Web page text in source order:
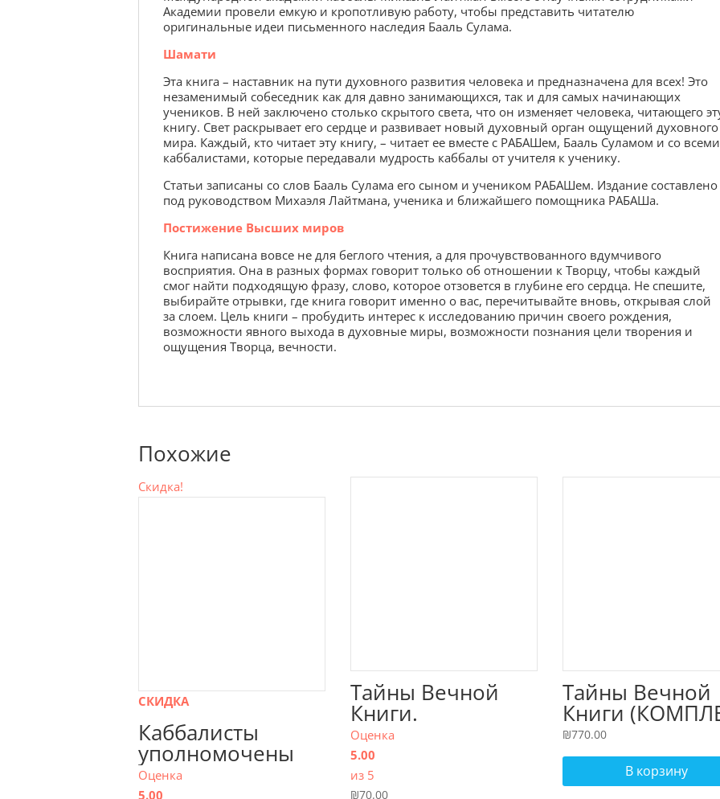
Академии провели емкую и кропотливую работу, чтобы представить читателю
оригинальные идеи письменного наследия Бааль Сулама.
Шамати
Эта книга – наставник на пути духовного развития человека и предназначена для всех! Это
незаменимый собеседник как для давно занимающихся, так и для самых начинающих
учеников. В ней заключено столько скрытого света, что он изменяет человека, читающего
книгу. Свет раскрывает его сердце и развивает новый духовный орган ощущений духовного
мира. Каждый, кто читает эту книгу, – читает ее вместе с РАБАШем, Бааль Суламом и со всеми
каббалистами, которые передавали мудрость каббалы от учителя к ученику.
Статьи записаны со слов Бааль Сулама его сыном и учеником РАБАШем. Издание составлено
под руководством Михаэля Лайтмана, ученика и ближайшего помощника РАБАШа.
Постижение Высших миров
Книга написана вовсе не для беглого чтения, а для прочувствованного вдумчивого
восприятия. Она в разных формах говорит только об отношении к Творцу, чтобы каждый
смог найти подходящую фразу, слово, которое отзовется в глубине его сердца. Не спешите,
выбирайте отрывки, где книга говорит именно о вас, перечитывайте вновь, открывая слой
за слоем. Цель книги – пробудить интерес к исследованию причин своего рождения,
возможности явного выхода в духовные миры, возможности познания цели творения и
ощущения Творца, вечности.
Похожие
Скидка!
СКИДКА
Каббалисты
уполномочены
сообщить
Оценка
5.00
Тайны Вечной
Книги.
Каббалистически
й комментарий к
Торе, том 6
Оценка
5.00
из 5
₪70.00
Тайны Вечной
Книги
из 11 томов)
₪770.00
В корзину